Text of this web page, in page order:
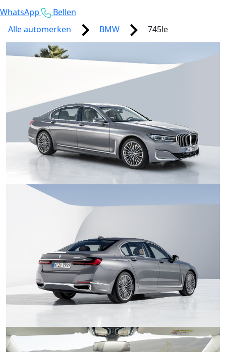
WhatsApp
Bellen
Alle automerken
BMW 745le